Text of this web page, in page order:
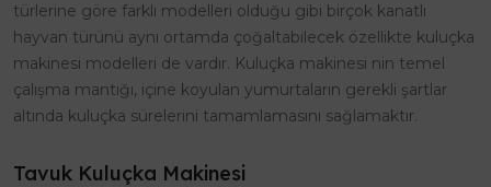
türlerine göre farklı modelleri olduğu gibi birçok kanatlı
hayvan türünü aynı ortamda çoğaltabilecek özellikte kuluçka
makinesi modelleri de vardır. Kuluçka makinesi nin temel
çalışma mantığı, içine koyulan yumurtaların gerekli şartlar
altında kuluçka sürelerini tamamlamasını sağlamaktır.
Tavuk Kuluçka Makinesi